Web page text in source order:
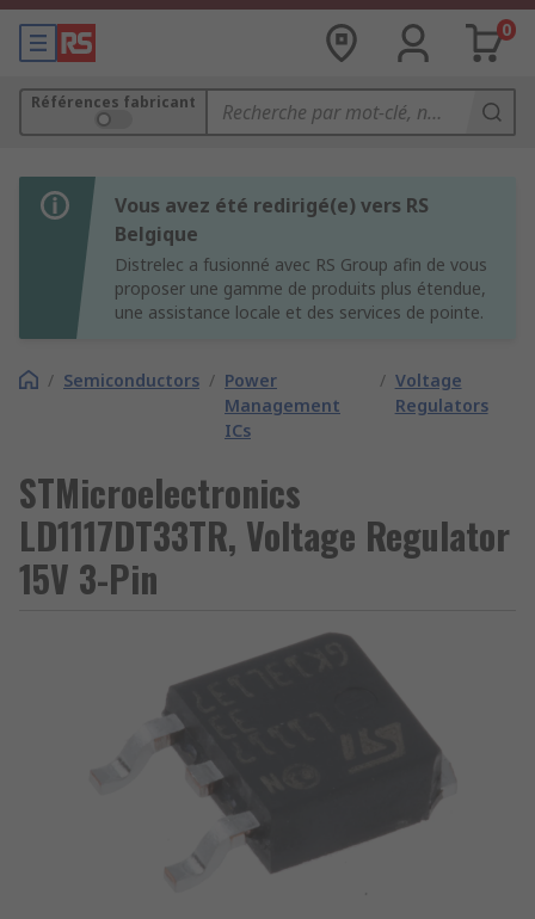
0
Références fabricant
Vous avez été redirigé(e) vers RS
Belgique
Distrelec a fusionné avec RS Group afin de vous
proposer une gamme de produits plus étendue,
une assistance locale et des services de pointe.
/ Semiconductors / Power
Management
ICs
/ Voltage
Regulators
STMicroelectronics
LD1117DT33TR, Voltage Regulator
15V 3-Pin